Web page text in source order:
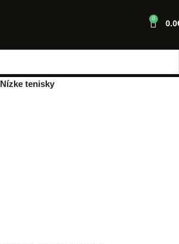
0 0.0
Nízke tenisky